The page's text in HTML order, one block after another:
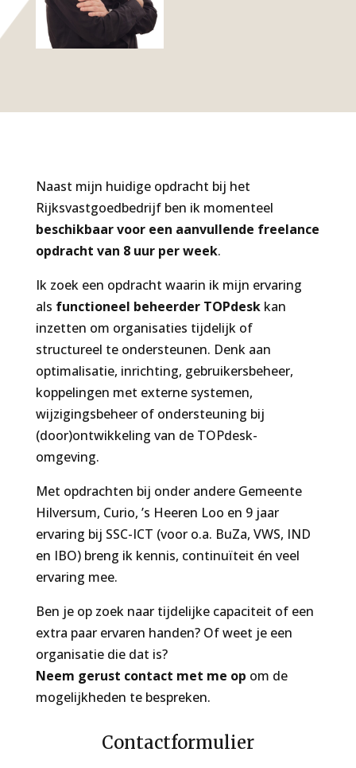
Naast mijn huidige opdracht bij het
Rijksvastgoedbedrijf ben ik momenteel
beschikbaar voor een aanvullende freelance
opdracht van 8 uur per week.
Ik zoek een opdracht waarin ik mijn ervaring
als functioneel beheerder TOPdeskkan
inzetten om organisaties tijdelijk of
structureel te ondersteunen. Denk aan
optimalisatie, inrichting, gebruikersbeheer,
koppelingen met externe systemen,
wijzigingsbeheer of ondersteuning bij
(door)ontwikkeling van de TOPdesk-
omgeving.
Met opdrachten bij onder andere Gemeente
Hilversum, Curio, ’s Heeren Loo en 9 jaar
ervaring bij SSC-ICT (voor o.a. BuZa, VWS, IND
en IBO) breng ik kennis, continuïteit én veel
ervaring mee.
Ben je op zoek naar tijdelijke capaciteit of een
extra paar ervaren handen? Of weet je een
organisatie die dat is?
Neem gerust contact met me op om de
mogelijkheden te bespreken.
Contactformulier